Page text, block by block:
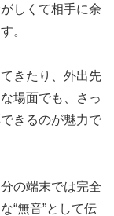
しくて相手に余
。
きたり、外出先
場面でも、さっ
きるのが魅力で
の端末では完全
“無音”として伝